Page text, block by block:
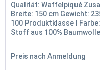
Qualität: Waffelpiqué
Breite: 150 cm Gewicht:
100 Produktklasse I
Stoff aus 100%
Preis nach Anmeldung